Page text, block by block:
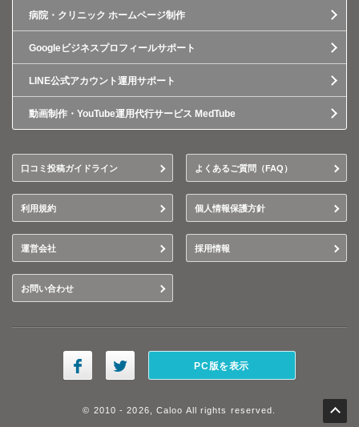
病院・クリニック ホームページ制作
Googleビジネスプロフィールサポート
LINE公式アカウント運用サポート
動画制作・YouTube運用代行サービス MedTube
口コミ投稿ガイドライン よくあるご質問（FAQ）
利用規約 個人情報保護方針
運営会社 採用情報
お問い合わせ
PC版を表示
© 2010 - 2026, Caloo All rights reserved.